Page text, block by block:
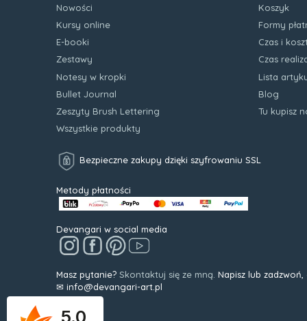
Nowości
Kursy online
E-booki
Zestawy
Notesy w kropki
Bullet Journal
Zeszyty Brush Lettering
Wszystkie produkty
Koszyk
Formy
Czas i
Czas
Lista
Blog
Tu kupisz
Bezpieczne zakupy dzięki szyfrowaniu SSL
Metody płatności
Devangari w social media
Masz pytanie? Skontaktuj się ze mną. Napisz lub
✉ info@devangari-art.pl
5.0